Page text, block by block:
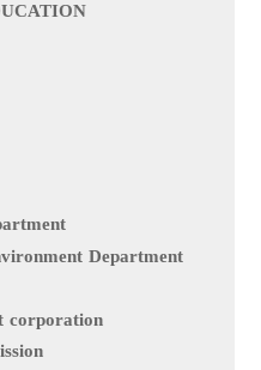
Department
corporation